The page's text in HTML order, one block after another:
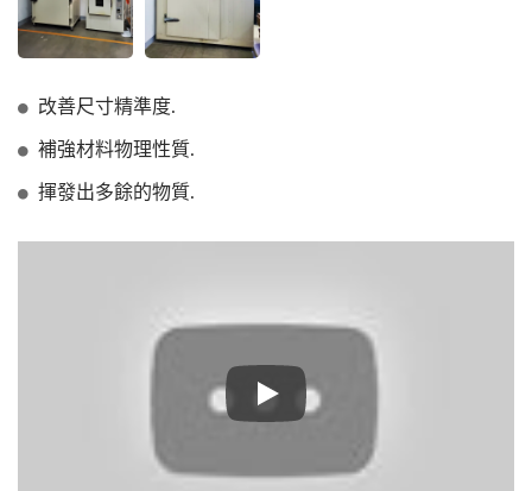
改善尺寸精準度.
補強材料物理性質.
揮發出多餘的物質.
生產設備